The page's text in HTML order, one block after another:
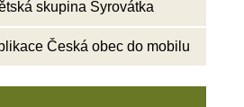
skupina Syrovátka
Česká obec do mobilu